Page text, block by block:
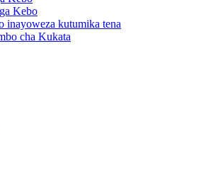
Kebo
inayoweza kutumika tena
cha Kukata